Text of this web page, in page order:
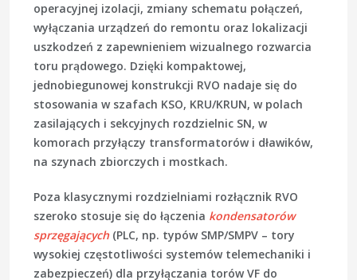
operacyjnej izolacji, zmiany schematu połączeń,
wyłączania urządzeń do remontu oraz lokalizacji
uszkodzeń z zapewnieniem wizualnego rozwarcia
toru prądowego. Dzięki kompaktowej,
jednobiegunowej konstrukcji RVO nadaje się do
stosowania w szafach KSO, KRU/KRUN, w polach
zasilających i sekcyjnych rozdzielnic SN, w
komorach przyłączy transformatorów i dławików,
na szynach zbiorczych i mostkach.
Poza klasycznymi rozdzielniami rozłącznik RVO
szeroko stosuje się do łączenia kondensatorów
sprzęgających (PLC, np. typów SMP/SMPV – tory
wysokiej częstotliwości systemów telemechaniki i
zabezpieczeń) dla przyłączania torów VF do